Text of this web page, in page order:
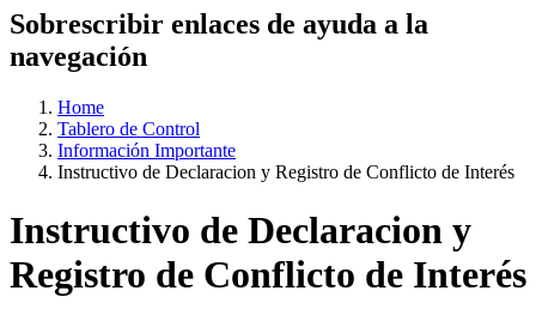
Sobrescribir enlaces de ayuda a la
navegación
Home
Tablero de Control
Información Importante
Instructivo de Declaracion y Registro de Conflicto de Interés
Instructivo de Declaracion y
Registro de Conflicto de Interés